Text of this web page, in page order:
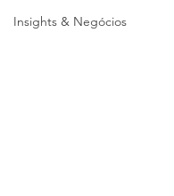
Insights & Negócios